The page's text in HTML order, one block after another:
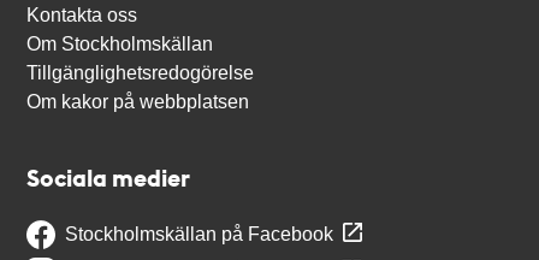
Kontakta oss
Om Stockholmskällan
Tillgänglighetsredogörelse
Om kakor på webbplatsen
Sociala medier
Stockholmskällan på Facebook